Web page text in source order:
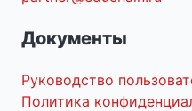
Документы
Руководство
Политика